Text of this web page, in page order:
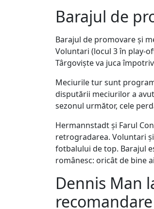
Barajul de
Barajul de promovare și
Voluntari (locul 3 în play-
Târgoviște va juca
Meciurile tur sunt
disputării meciurilor a avut
sezonul următor, cele
Hermannstadt și Farul
retrogradarea. Voluntari
fotbalului de top. Barajul
românesc: oricât de bine
Dennis Man